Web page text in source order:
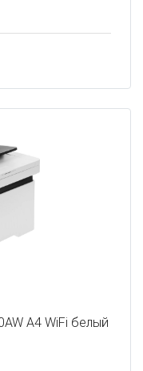
A4 WiFi белый